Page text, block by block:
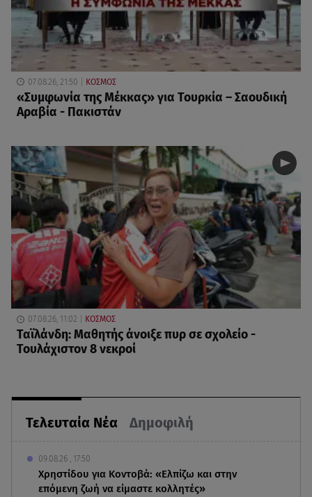
Τελευταία Νέα Δημοφιλή
09.08.26 , 17:50
Χρηστίδου για Κοντοβά: «Ελπίζω και στην
επόμενη ζωή να είμαστε κολλητές»
07.08.26, 21:50 ΚΟΣΜΟΣ
«Συμφωνία της Μέκκας» για Τουρκία – Σαουδική
Αραβία - Πακιστάν
07.08.26, 11:02 ΚΟΣΜΟΣ
Ταϊλάνδη: Μαθητής άνοιξε πυρ σε σχολείο -
Τουλάχιστον 8 νεκροί